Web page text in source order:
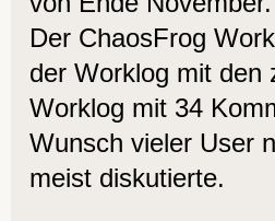
Der ChaosFrog
der Worklog mit den
Worklog mit 34
Wunsch vieler User
meist diskutierte.